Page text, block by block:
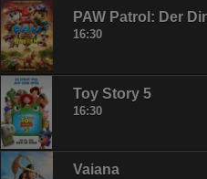
PAW Patrol: Der
16:30
Toy Story 5
16:30
Vaiana